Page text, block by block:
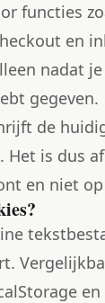
functies
en
nadat
gegeven.
de
Het is dus
en niet
en